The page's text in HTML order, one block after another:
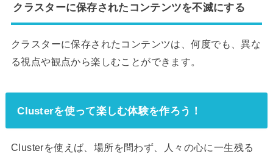
クラスターに保存されたコンテンツを不滅にする
クラスターに保存されたコンテンツは、何度でも、異な
る視点や観点から楽しむことができます。
Clusterを使って楽しむ体験を作ろう！
Clusterを使えば、場所を問わず、人々の心に一生残る